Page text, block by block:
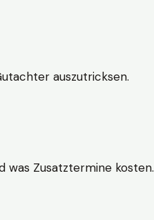
auszutricksen.
was Zusatztermine kosten.